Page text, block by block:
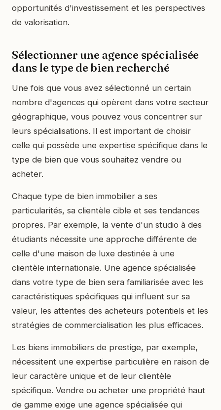
opportunités d'investissement et les perspectives
de valorisation.
Sélectionner une agence spécialisée
dans le type de bien recherché
Une fois que vous avez sélectionné un certain
nombre d'agences qui opèrent dans votre secteur
géographique, vous pouvez vous concentrer sur
leurs spécialisations. Il est important de choisir
celle qui possède une expertise spécifique dans le
type de bien que vous souhaitez vendre ou
acheter.
Chaque type de bien immobilier a ses
particularités, sa clientèle cible et ses tendances
propres. Par exemple, la vente d'un studio à des
étudiants nécessite une approche différente de
celle d'une maison de luxe destinée à une
clientèle internationale. Une agence spécialisée
dans votre type de bien sera familiarisée avec les
caractéristiques spécifiques qui influent sur sa
valeur, les attentes des acheteurs potentiels et les
stratégies de commercialisation les plus efficaces.
Les biens immobiliers de prestige, par exemple,
nécessitent une expertise particulière en raison de
leur caractère unique et de leur clientèle
spécifique. Vendre ou acheter une propriété haut
de gamme exige une agence spécialisée qui